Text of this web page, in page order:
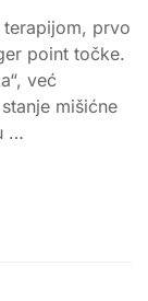
prvo
point točke.
već
mišićne
…